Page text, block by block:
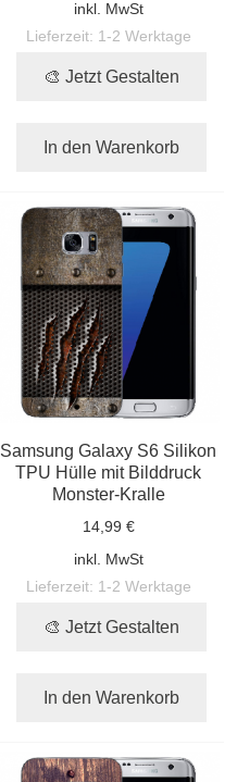
inkl. MwSt
Lieferzeit: 1-2 Werktage
🎨 Jetzt Gestalten
In den Warenkorb
Samsung Galaxy S6 Silikon
TPU Hülle mit Bilddruck
Monster-Kralle
14,99 €
inkl. MwSt
Lieferzeit: 1-2 Werktage
🎨 Jetzt Gestalten
In den Warenkorb